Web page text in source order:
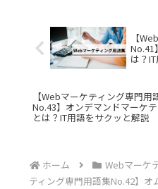
【
No.41
は？
【Webマーケティング専門用
No.43】オンデマンドマーケ
とは？IT用語をサクッと解説
ホーム Webマーケ
ティング専門用語集No.42】